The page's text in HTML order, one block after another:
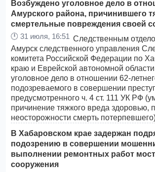
Возбуждено уголовное дело в
Амурского района, причинившего
смертельные повреждения своей
🕛31 июля, 16:51 Следственным
Амурск следственного управления
комитета Российской Федерации по
краю и Еврейской автономной
уголовное дело в отношении 62-
подозреваемого в совершении
предусмотренного ч. 4 ст. 111 УК РФ
причинение тяжкого вреда здоровью,
неосторожности смерть
В Хабаровском крае задержан
подозрению в совершении
выполнении ремонтных работ
сооружения